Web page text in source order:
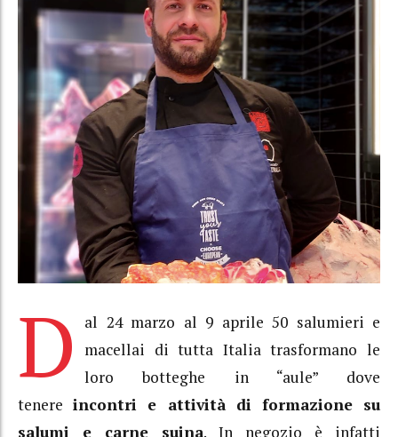
D
al 24 marzo al 9 aprile 50 salumieri e
macellai di tutta Italia trasformano le
loro botteghe in “aule” dove
tenereincontri e attività di formazione su
salumi e carne suina. In negozio è infatti